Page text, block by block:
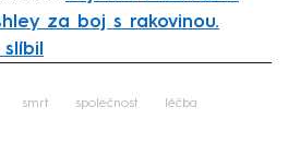
za boj s rakovinou.
slíbil
smrt společnost léčba